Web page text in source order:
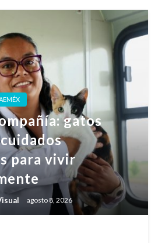
gatos
para vivir
agosto 8, 2026